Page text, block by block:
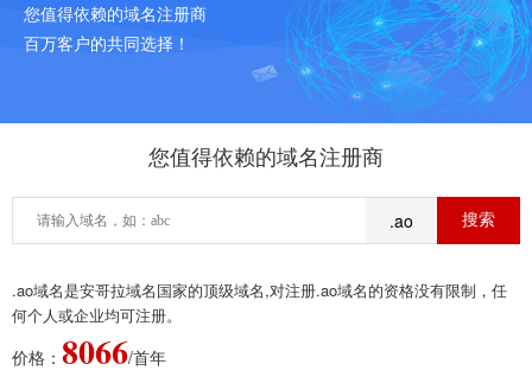
您值得依赖的域名注册商
百万客户的共同选择！
您值得依赖的域名注册商
.ao
.ao域名是安哥拉域名国家的顶级域名,对注册.ao域名的资格没有限制，任
何个人或企业均可注册。
价格： 8066/首年